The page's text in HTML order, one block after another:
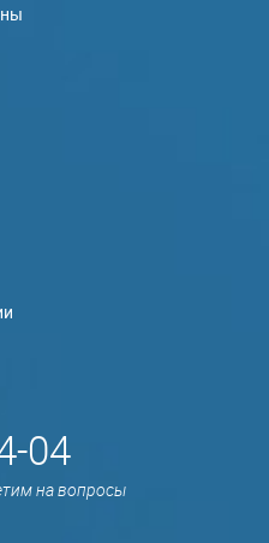
04
на вопросы